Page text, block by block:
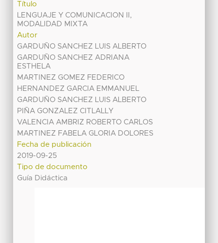
Título
LENGUAJE Y COMUNICACION II,
MODALIDAD MIXTA
Autor
GARDUÑO SANCHEZ LUIS ALBERTO
GARDUÑO SANCHEZ ADRIANA
ESTHELA
MARTINEZ GOMEZ FEDERICO
HERNANDEZ GARCIA EMMANUEL
GARDUÑO SANCHEZ LUIS ALBERTO
PIÑA GONZALEZ CITLALLY
VALENCIA AMBRIZ ROBERTO CARLOS
MARTINEZ FABELA GLORIA DOLORES
Fecha de publicación
2019-09-25
Tipo de documento
Guía Didáctica